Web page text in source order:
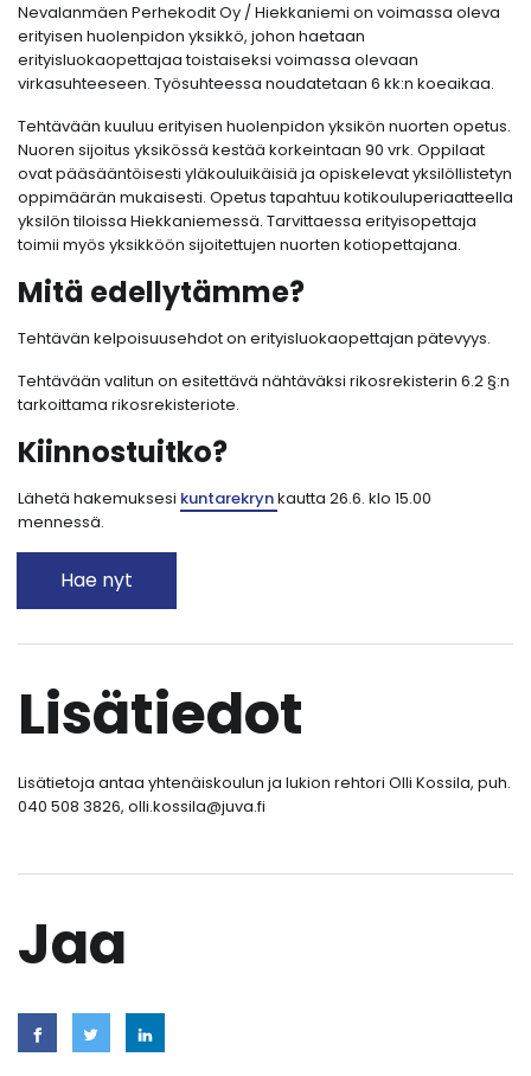
Nevalanmäen Perhekodit Oy / Hiekkaniemi on voimassa oleva
erityisen huolenpidon yksikkö, johon haetaan
erityisluokaopettajaa toistaiseksi voimassa olevaan
virkasuhteeseen. Työsuhteessa noudatetaan 6 kk:n koeaikaa.
Tehtävään kuuluu erityisen huolenpidon yksikön nuorten opetus.
Nuoren sijoitus yksikössä kestää korkeintaan 90 vrk. Oppilaat
ovat pääsääntöisesti yläkouluikäisiä ja opiskelevat yksilöllistetyn
oppimäärän mukaisesti. Opetus tapahtuu kotikouluperiaatteella
yksilön tiloissa Hiekkaniemessä. Tarvittaessa erityisopettaja
toimii myös yksikköön sijoitettujen nuorten kotiopettajana.
Mitä edellytämme?
Tehtävän kelpoisuusehdot on erityisluokaopettajan pätevyys.
Tehtävään valitun on esitettävä nähtäväksi rikosrekisterin 6.2 §:n
tarkoittama rikosrekisteriote.
Kiinnostuitko?
Lähetä hakemuksesi kuntarekrynkautta 26.6. klo 15.00
mennessä.
Hae nyt
Lisätiedot
Lisätietoja antaa yhtenäiskoulun ja lukion rehtori Olli Kossila, puh.
040 508 3826, olli.kossila@juva.fi
Jaa